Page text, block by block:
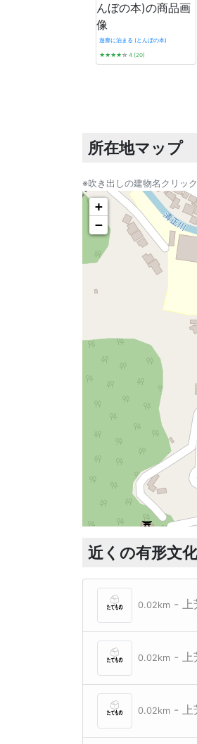
遊廓に泊まる (とんぼの本)
★★★★☆ 4 (20)
所在地マップ
※吹き出しの建物名クリッ
+
−
近くの有形文
0.02km - 上
0.02km - 上
0.02km - 上